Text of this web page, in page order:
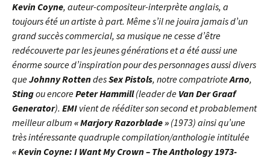
Kevin Coyne, auteur-compositeur-interprète anglais, a
toujours été un artiste à part. Même s’il ne jouira jamais d’un
grand succès commercial, sa musique ne cesse d’être
redécouverte par les jeunes générations et a été aussi une
énorme source d’inspiration pour des personnages aussi divers
queJohnny RottendesSex Pistols, notre compatrioteArno,
Stingou encorePeter Hammill(leader de Van Der Graaf
Generator). EMI vient de rééditer son second et probablement
meilleur album « Marjory Razorblade » (1973) ainsi qu’une
très intéressante quadruple compilation/anthologie intitulée
« Kevin Coyne: I Want My Crown – The Anthology 1973-